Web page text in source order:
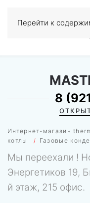
Перейти к
0
Интернет-магазин
котлы
Газовые
8
Мы переехали !
Энергетиков 19,
й этаж, 215 офис.